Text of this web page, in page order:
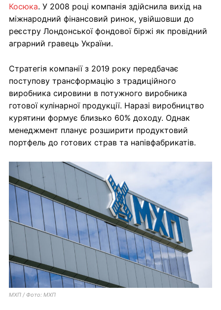
Косюка. У 2008 році компанія здійснила вихід на
міжнародний фінансовий ринок, увійшовши до
реєстру Лондонської фондової біржі як провідний
аграрний гравець України.
Стратегія компанії з 2019 року передбачає
поступову трансформацію з традиційного
виробника сировини в потужного виробника
готової кулінарної продукції. Наразі виробництво
курятини формує близько 60% доходу. Однак
менеджмент планує розширити продуктовий
портфель до готових страв та напівфабрикатів.
МХП / Фото: МХП